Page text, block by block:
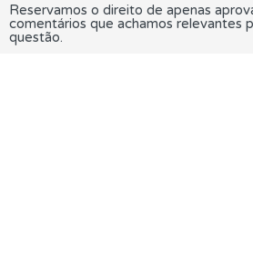
Reservamos o direito de apenas
comentários que achamos relevantes
questão.